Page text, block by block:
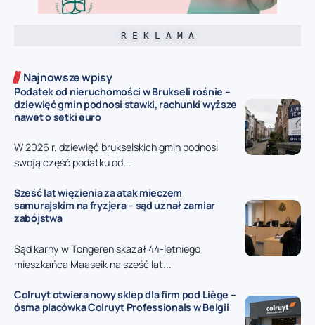
R E K L A M A
Najnowsze wpisy
Podatek od nieruchomości w Brukseli rośnie –
dziewięć gmin podnosi stawki, rachunki wyższe
nawet o setki euro
W 2026 r. dziewięć brukselskich gmin podnosi
swoją część podatku od...
Sześć lat więzienia za atak mieczem
samurajskim na fryzjera – sąd uznał zamiar
zabójstwa
Sąd karny w Tongeren skazał 44-letniego
mieszkańca Maaseik na sześć lat...
Colruyt otwiera nowy sklep dla firm pod Liège –
ósma placówka Colruyt Professionals w Belgii